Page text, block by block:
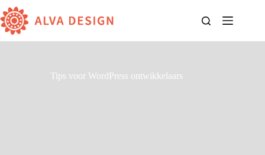
naar
de
inhoud
Tips voor WordPress ontwikkelaars